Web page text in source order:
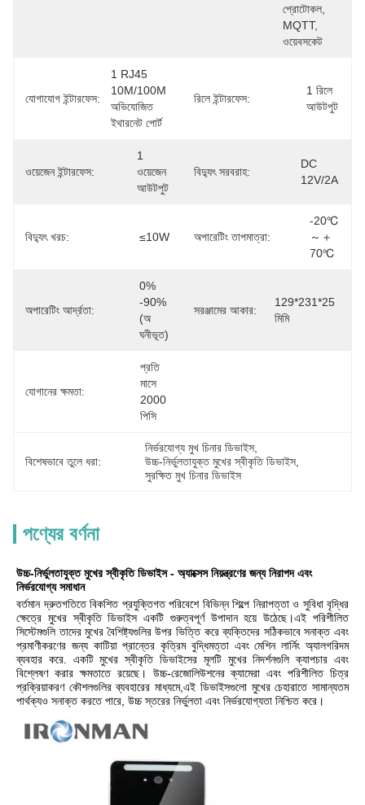
প্রোটোকল,
MQTT,
ওয়েবসকেট
যোগাযোগ ইন্টারফেস:
1 RJ45
10M/100M
অভিযোজিত
ইথারনেট পোর্ট
রিলে ইন্টারফেস:
1 রিলে
আউটপুট
ওয়েজেন ইন্টারফেস:
1
ওয়েজেন
আউটপুট
বিদ্যুৎ সরবরাহ:
DC
12V/2A
বিদ্যুৎ খরচ: ≤10W অপারেটিং তাপমাত্রা:
-20℃
～＋
70℃
অপারেটিং আর্দ্রতা:
0%
-90%
(অ
ঘনীভূত)
সরঞ্জামের আকার:
129*231*25
মিমি
যোগানের ক্ষমতা:
প্রতি
মাসে
2000
পিসি
বিশেষভাবে তুলে ধরা:
নির্ভরযোগ্য মুখ চিনার ডিভাইস
উচ্চ-নির্ভুলতাযুক্ত মুখের স্বীকৃতি ডিভাইস
সুরক্ষিত মুখ চিনার ডিভাইস
পণ্যের বর্ণনা
উচ্চ-নির্ভুলতাযুক্ত মুখের স্বীকৃতি ডিভাইস - অ্যাক্সেস নিয়ন্ত্রণের জন্য নিরাপদ এবং
নির্ভরযোগ্য সমাধান
বর্তমান দ্রুতগতিতে বিকশিত প্রযুক্তিগত পরিবেশে বিভিন্ন শিল্পে নিরাপত্তা ও সুবিধা বৃদ্ধির
ক্ষেত্রে মুখের স্বীকৃতি ডিভাইস একটি গুরুত্বপূর্ণ উপাদান হয়ে উঠেছে।এই পরিশীলিত
সিস্টেমগুলি তাদের মুখের বৈশিষ্ট্যগুলির উপর ভিত্তি করে ব্যক্তিদের সঠিকভাবে সনাক্ত এবং
প্রমাণীকরণের জন্য কাটিয়া প্রান্তের কৃত্রিম বুদ্ধিমত্তা এবং মেশিন লার্নিং অ্যালগরিদম
ব্যবহার করে. একটি মুখের স্বীকৃতি ডিভাইসের মূলটি মুখের নিদর্শনগুলি ক্যাপচার এবং
বিশ্লেষণ করার ক্ষমতাতে রয়েছে। উচ্চ-রেজোলিউশনের ক্যামেরা এবং পরিশীলিত চিত্র
প্রক্রিয়াকরণ কৌশলগুলির ব্যবহারের মাধ্যমে,এই ডিভাইসগুলো মুখের চেহারাতে সামান্যতম
পার্থক্যও সনাক্ত করতে পারে, উচ্চ স্তরের নির্ভুলতা এবং নির্ভরযোগ্যতা নিশ্চিত করে।